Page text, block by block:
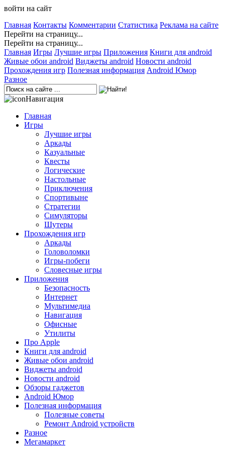
войти на сайт
Главная Контакты Комментарии Статистика Реклама на сайте
Перейти на страницу...
Перейти на страницу...
Главная Игры Лучшие игры Приложения Книги для android
Живые обои android Виджеты android Новости android
Прохождения игр Полезная информация Android Юмор
Разное
Навигация
Главная
Игры
Лучшие игры
Аркады
Казуальные
Квесты
Логические
Настольные
Приключения
Спортивыне
Стратегии
Симуляторы
Шутеры
Прохождения игр
Аркады
Головоломки
Игры-побеги
Словесные игры
Приложения
Безопасность
Интернет
Мультимедиа
Навигация
Офисные
Утилиты
Про Apple
Книги для android
Живые обои android
Виджеты android
Новости android
Обзоры гаджетов
Android Юмор
Полезная информация
Полезные советы
Ремонт Android устройств
Разное
Мегамаркет